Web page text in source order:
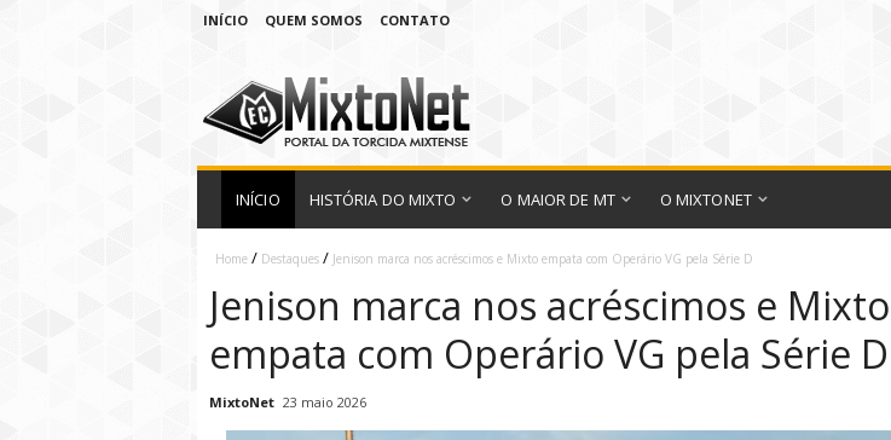
INÍCIO QUEM SOMOS CONTATO
INÍCIO HISTÓRIA DO MIXTO O MAIOR DE MT O MIXTONET
Home / Destaques / Jenison marca nos acréscimos e Mixto empata com Operário VG pela Série D
Jenison marca nos acréscimos e Mixto
empata com Operário VG pela Série D
MixtoNet 23 maio 2026